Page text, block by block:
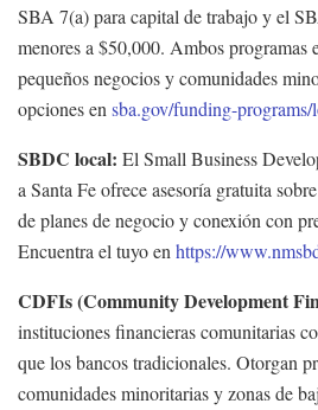
SBA 7(a) para capital de trabajo y el
menores a $50,000. Ambos programas
pequeños negocios y comunidades
opciones en sba.gov/funding-programs/
SBDC local: El Small Business
a Santa Fe ofrece asesoría gratuita
de planes de negocio y conexión con
Encuentra el tuyo en https://
CDFIs (Community Development
instituciones financieras comunitarias
que los bancos tradicionales. Otorgan
comunidades minoritarias y zonas de